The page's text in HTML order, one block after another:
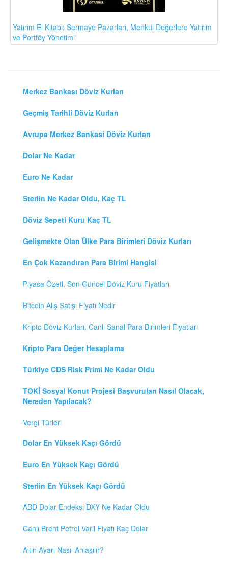
Yatırım El Kitabı: Sermaye Pazarları, Menkul Değerlere Yatırım
ve Portföy Yönetimi
Merkez Bankası Döviz Kurları
Geçmiş Tarihli Döviz Kurları
Avrupa Merkez Bankasi Döviz Kurları
Dolar Ne Kadar
Euro Ne Kadar
Sterlin Ne Kadar Oldu, Kaç TL
Döviz Sepeti Kuru Kaç TL
Gelişmekte Olan Ülke Para Birimleri Döviz Kurları
En Çok Kazandıran Para Birimi Hangisi
Piyasa Özeti, Son Güncel Döviz Kuru Fiyatları
Bitcoin Alış Satışı Fiyatı Nedir
Kripto Döviz Kurları, Canlı Sanal Para Birimleri Fiyatları
Kripto Para Değer Hesaplama
Türkiye CDS Risk Primi Ne Kadar Oldu
TOKİ Sosyal Konut Projesi Başvuruları Nasıl Olacak,
Nereden Yapılacak?
Vergi Türleri
Dolar En Yüksek Kaçı Gördü
Euro En Yüksek Kaçı Gördü
Sterlin En Yüksek Kaçı Gördü
ABD Dolar Endeksi DXY Ne Kadar Oldu
Canlı Brent Petrol Varil Fiyatı Kaç Dolar
Altın Ayarı Nasıl Anlaşılır?